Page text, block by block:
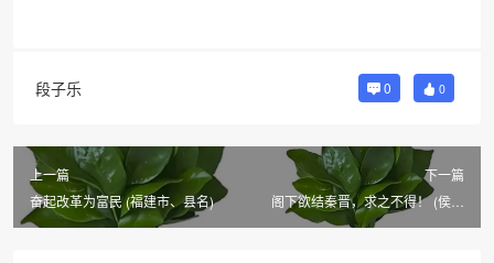
段子乐 0 0
上一篇
奋起改革为富民 (福建市、县名)
下一篇
阁下欲结秦晋，求之不得！ (侯湘